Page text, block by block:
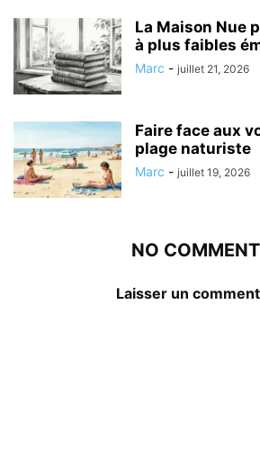
La Maison Nue
à plus faibles
Marc - juillet 21, 2026
Faire face aux
plage naturiste
Marc - juillet 19, 2026
NO
Laisser un